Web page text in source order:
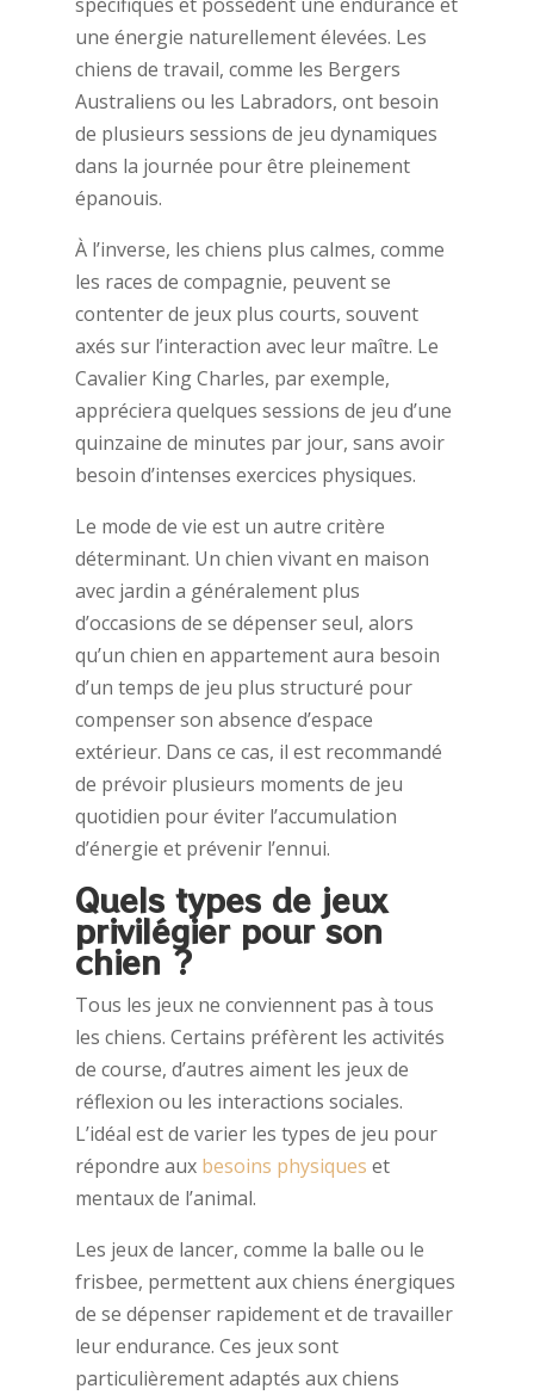
une énergie naturellement élevées. Les
chiens de travail, comme les Bergers
Australiens ou les Labradors, ont besoin
de plusieurs sessions de jeu dynamiques
dans la journée pour être pleinement
épanouis.
À l’inverse, les chiens plus calmes, comme
les races de compagnie, peuvent se
contenter de jeux plus courts, souvent
axés sur l’interaction avec leur maître. Le
Cavalier King Charles, par exemple,
appréciera quelques sessions de jeu d’une
quinzaine de minutes par jour, sans avoir
besoin d’intenses exercices physiques.
Le mode de vie est un autre critère
déterminant. Un chien vivant en maison
avec jardin a généralement plus
d’occasions de se dépenser seul, alors
qu’un chien en appartement aura besoin
d’un temps de jeu plus structuré pour
compenser son absence d’espace
extérieur. Dans ce cas, il est recommandé
de prévoir plusieurs moments de jeu
quotidien pour éviter l’accumulation
d’énergie et prévenir l’ennui.
Quels types de jeux
privilégier pour son
chien ?
Tous les jeux ne conviennent pas à tous
les chiens. Certains préfèrent les activités
de course, d’autres aiment les jeux de
réflexion ou les interactions sociales.
L’idéal est de varier les types de jeu pour
répondre aux besoins physiques et
mentaux de l’animal.
Les jeux de lancer, comme la balle ou le
frisbee, permettent aux chiens énergiques
de se dépenser rapidement et de travailler
leur endurance. Ces jeux sont
particulièrement adaptés aux chiens